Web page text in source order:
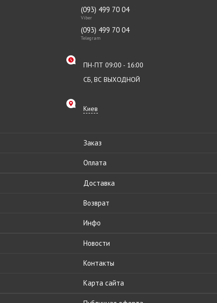
(093) 499 70 04
Viber
(093) 499 70 04
Telegram
ПН-ПТ 09:00 - 16:00
СБ, ВС ВЫХОДНОЙ
Киев
Заказ
Оплата
Доставка
Возврат
Инфо
Новости
Контакты
Карта сайта